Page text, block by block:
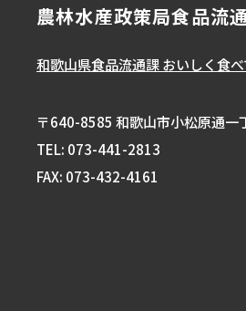
農林水産政策局食品流
和歌山県食品流通課おいしく食
〒640-8585 和歌山市小松原通一
TEL: 073-441-2813
FAX: 073-432-4161